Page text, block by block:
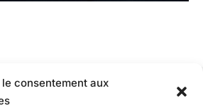
consentement aux